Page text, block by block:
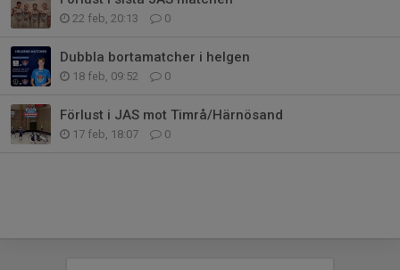
22 feb, 20:13 0
Dubbla bortamatcher i helgen
18 feb, 09:52 0
Förlust i JAS mot Timrå/Härnösand
17 feb, 18:07 0